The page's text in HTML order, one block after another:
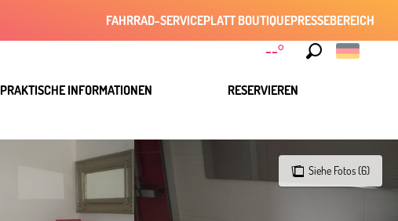
--°
FAHRRAD-SERVICEPLATT BOUTIQUEPRESSEBEREICH
PRAKTISCHE INFORMATIONEN RESERVIEREN
Siehe Fotos (6)